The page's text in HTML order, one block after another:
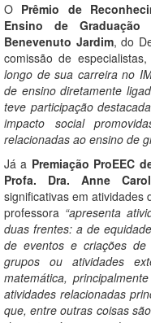
O Prêmio de
Ensino de Graduação
Benevenuto Jardim, do
comissão de
longo de sua carreira no
de ensino diretamente
teve participação
impacto social
relacionadas ao ensino de
Já a Premiação ProEEC
Profa. Dra. Anne
significativas em atividades
professora “apresenta
duas frentes: a de
de eventos e criações
grupos ou atividades
matemática,
atividades relacionadas
que, entre outras coisas